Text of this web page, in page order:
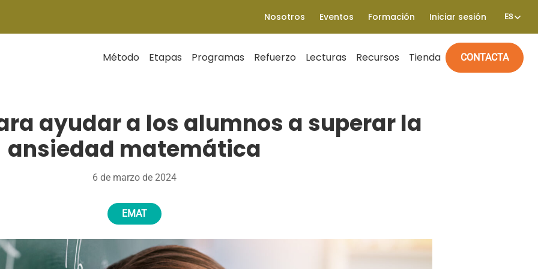
Nosotros Eventos Formación Iniciar sesión ES
Método Etapas Programas Refuerzo Lecturas Recursos Tienda CONTACTA
ayudar a los alumnos a superar la
ansiedad matemática
6 de marzo de 2024
EMAT